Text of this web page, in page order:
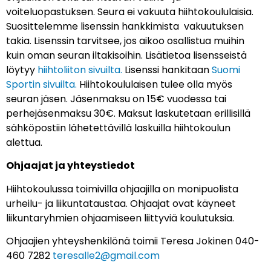
voiteluopastuksen. Seura ei vakuuta hiihtokoululaisia.
Suosittelemme lisenssin hankkimista vakuutuksen
takia. Lisenssin tarvitsee, jos aikoo osallistua muihin
kuin oman seuran iltakisoihin. Lisätietoa lisensseistä
löytyy hiihtoliiton sivuilta. Lisenssi hankitaanSuomi
Sportin sivuilta. Hiihtokoululaisen tulee olla myös
seuran jäsen. Jäsenmaksu on 15€ vuodessa tai
perhejäsenmaksu 30€. Maksut laskutetaan erillisillä
sähköpostiin lähetettävillä laskuilla hiihtokoulun
alettua.
Ohjaajat ja yhteystiedot
Hiihtokoulussa toimivilla ohjaajilla on monipuolista
urheilu- ja liikuntataustaa. Ohjaajat ovat käyneet
liikuntaryhmien ohjaamiseen liittyviä koulutuksia.
Ohjaajien yhteyshenkilönä toimii Teresa Jokinen 040-
460 7282 teresalle2@gmail.com